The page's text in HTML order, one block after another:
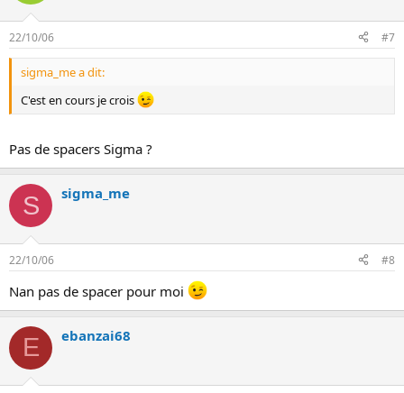
22/10/06 #7
sigma_me a dit:
C'est en cours je crois
Pas de spacers Sigma ?
S sigma_me
22/10/06 #8
Nan pas de spacer pour moi
E ebanzai68